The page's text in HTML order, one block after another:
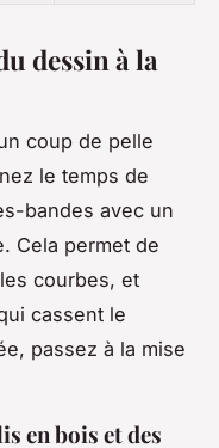
dessin à la
coup de pelle
le temps de
bandes avec un
Cela permet de
courbes, et
cassent le
passez à la mise
en bois et des